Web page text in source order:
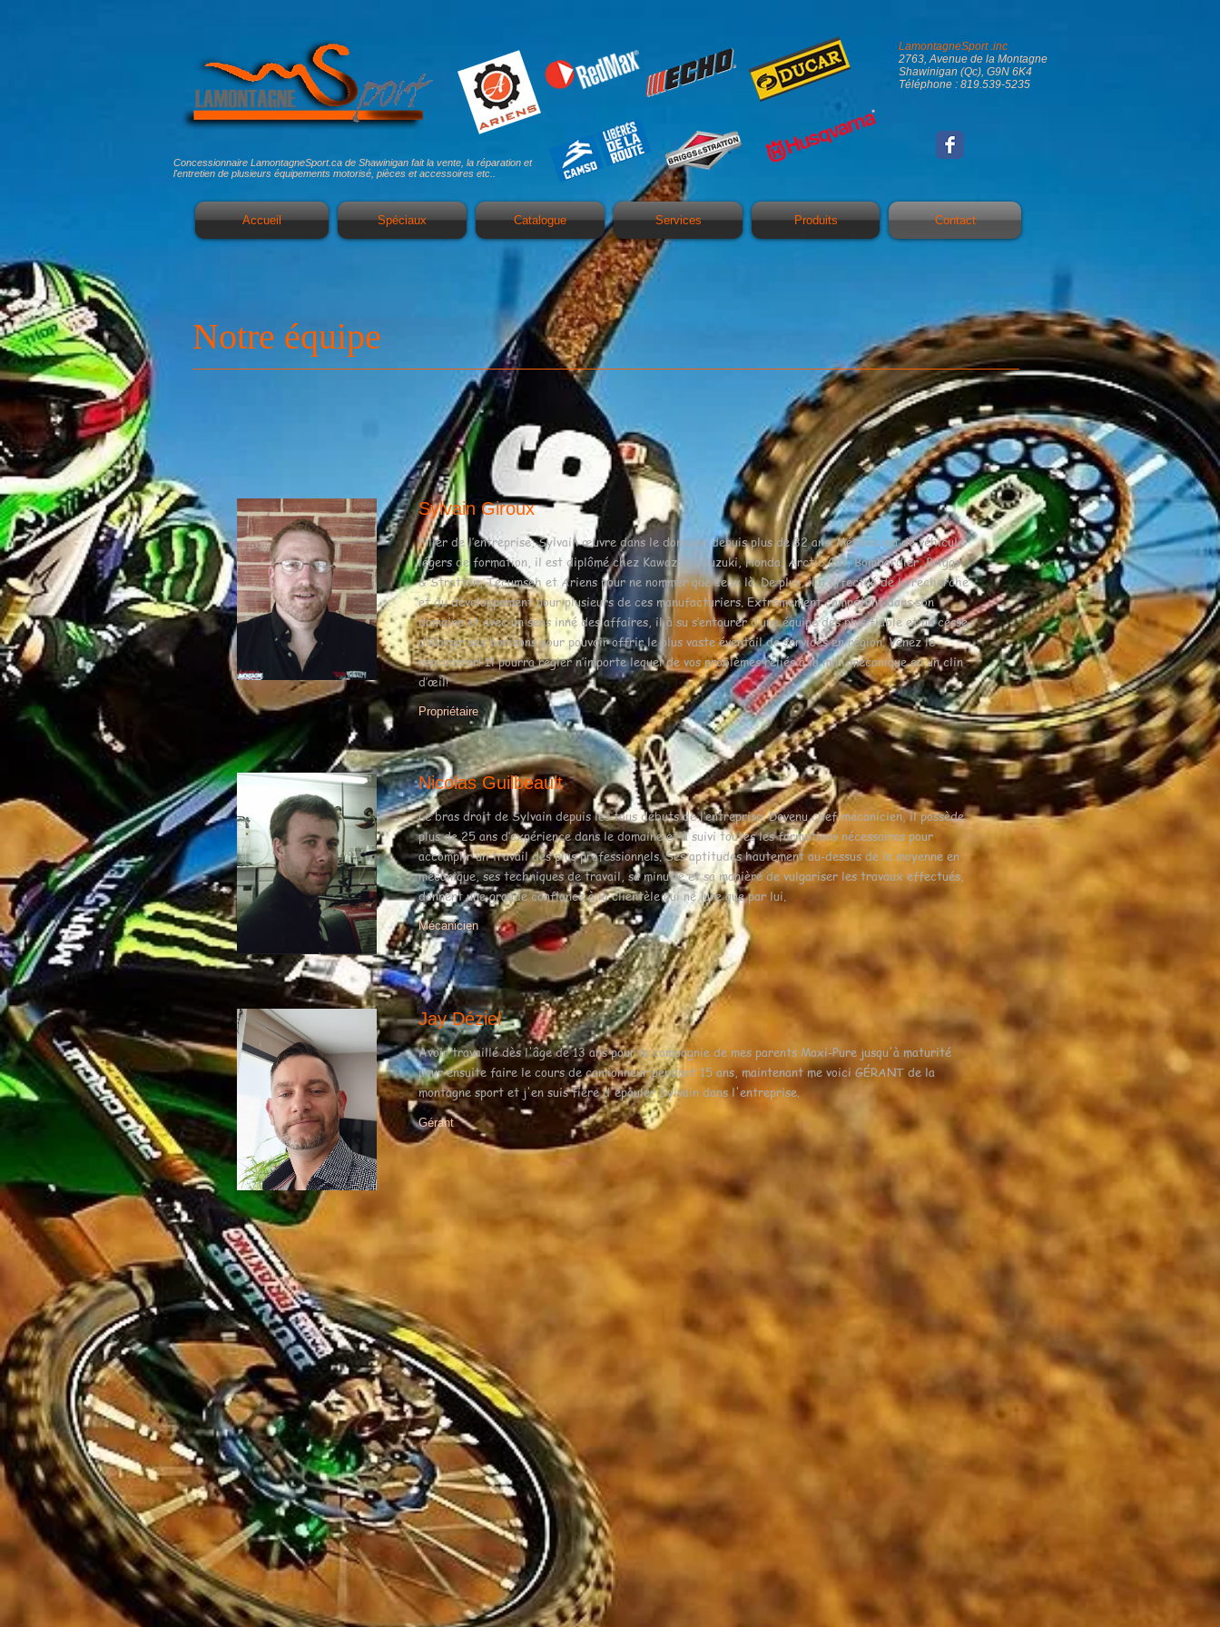
Concessionnaire LamontagneSport.ca de Shawinigan fait la vente, la réparation et
l'entretien de plusieurs équipements motorisé, pièces et accessoires etc..
LamontagneSport .inc
2763, Avenue de la Montagne
Shawinigan (Qc), G9N 6K4
Téléphone : 819.539-5235
Accueil Spéciaux Catalogue Services Produits Contact
Notre équipe
Sylvain Giroux
Pilier de l’entreprise, Sylvain œuvre dans le domaine depuis plus de 32 ans. Mécanicien de véhicule
légers de formation, il est diplômé chez Kawazaki, Suzuki, Honda, Arctic Cat, Bombardier, Briggs
& Stratton, Tecumseh et Ariens pour ne nommer que ceux là. De plus, il a effectué de la recherche
et du développement pour plusieurs de ces manufacturiers. Extrêmement compétent dans son
domaine et avec un sens inné des affaires, il à su s’entourer d’une équipe des plus fiable et ne cesse
d’élargir ses horizons pour pouvoir offrir le plus vaste éventail de services en région. Venez le
rencontrer! Il pourra régler n’importe lequel de vos problèmes reliés à la mini-mécanique en un clin
d’œil!
Propriétaire
Nicolas Guilbeault
Le bras droit de Sylvain depuis les tous débuts de l’entreprise. Devenu chef-mécanicien, il possède
plus de 25 ans d’expérience dans le domaine et à suivi toutes les formations nécessaires pour
accomplir un travail des plus professionnels. Ses aptitudes hautement au-dessus de la moyenne en
mécanique, ses techniques de travail, sa minutie et sa manière de vulgariser les travaux effectués,
donnent une grande confiance à la clientèle qui ne jure que par lui.
Mécanicien
Jay Déziel
Avoir travaillé dès l'âge de 13 ans pour la compagnie de mes parents Maxi-Pure jusqu'à maturité
pour ensuite faire le cours de camionneur pendant 15 ans, maintenant me voici GÉRANT de la
montagne sport et j'en suis fière d'épauler Sylvain dans l'entreprise.
Gérant